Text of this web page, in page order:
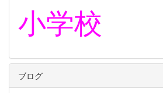
小学校
ブログ